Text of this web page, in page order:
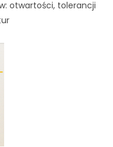
otwartości, tolerancji